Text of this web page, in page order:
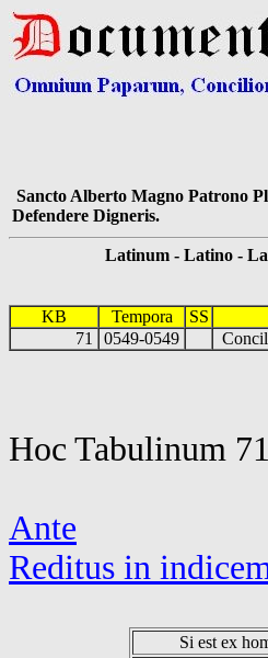
Sancto Alberto Magno Patrono
Defendere Digneris.
Latinum - Latino -
KB Tempora SS
71
0549-0549
Hoc Tabulinum
Ante
Reditus in
Si est ex